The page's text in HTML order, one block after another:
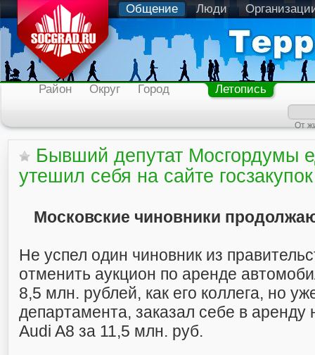
Общение Люди
Район Округ Город Летопись
От
Бывший депутат Мосгордумы
утешил себя на сайте госзакупок
Московские чиновники
Не успел один чиновник из
отменить аукцион по аренде
8,5 млн. рублей, как его коллега, но
департамента, заказал себе в аренду
Audi A8 за 11,5 млн. руб.